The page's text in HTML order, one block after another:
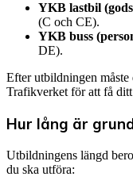
YKB lastbil
(C och CE).
YKB buss
DE).
Efter utbildningen
Trafikverket för att få
Hur lång är
Utbildningens längd
du ska utföra: